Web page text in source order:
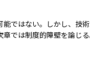
能ではない。しかし、技
では制度的障壁を論じる